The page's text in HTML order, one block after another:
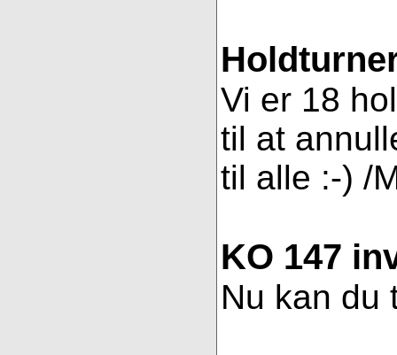
Vi er 18
til at
til alle :-) /
KO 147
Nu kan du